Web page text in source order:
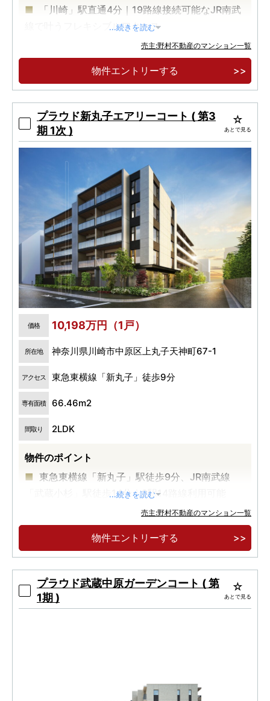
「川崎」駅直通4分｜19路線接続可能なJR南武
線で叶うフレキシブルアクセス
70㎡超中心の全戸大型収納プラン｜区役所・ス
ーパー「ライフ」等が集う住宅街区の中枢
物件エントリー受付中
...続きを読む
売主:野村不動産のマンション一覧
物件エントリーする
プラウド新丸子エアリーコート ( 第3
期 1次 )
あとで見る
価格 10,198万円（1戸）
所在地 神奈川県川崎市中原区上丸子天神町67-1
アクセス 東急東横線「新丸子」徒歩9分
専有面積 66.46m2
間取り 2LDK
物件のポイント
東急東横線「新丸子」駅徒歩9分、JR南武線
「武蔵小杉」駅徒歩14分｜2駅14路線利用可能
2027年1月下旬入居予定｜66㎡台～85㎡台幅
広いプランニング
...続きを読む
売主:野村不動産のマンション一覧
物件エントリーする
プラウド武蔵中原ガーデンコート ( 第
1期 )
あとで見る